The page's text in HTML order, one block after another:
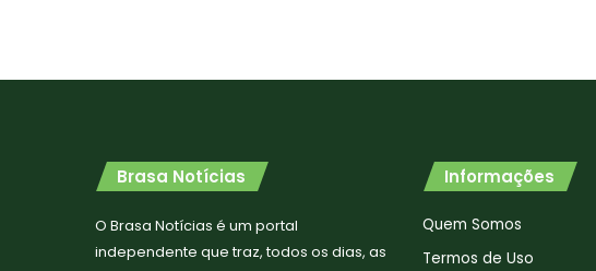
Brasa Notícias
O Brasa Notícias é um portal
independente que traz, todos os dias, as
Informações
Quem Somos
Termos de Uso